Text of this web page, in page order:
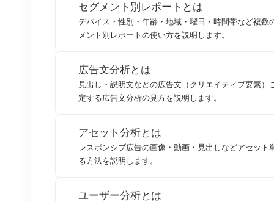
セグメント別レポートとは
デバイス・性別・年齢・地域・曜日・時間帯など複
メント別レポートの使い方を説明します。
広告文分析とは
見出し・説明文などの広告文（クリエイティブ要素
定する広告文分析の見方を説明します。
アセット分析とは
レスポンシブ広告の画像・動画・見出しなどアセッ
る方法を説明します。
ユーザー分析とは